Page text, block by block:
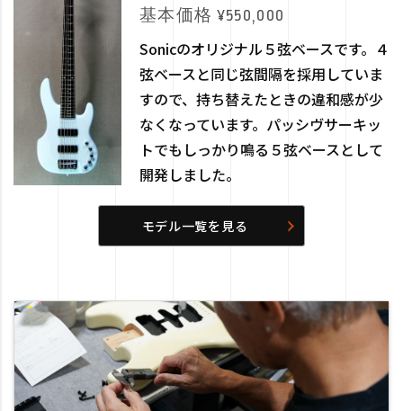
基本価格 ¥550,000
Sonicのオリジナル５弦ベースです。４
弦ベースと同じ弦間隔を採用していま
すので、持ち替えたときの違和感が少
なくなっています。パッシヴサーキッ
トでもしっかり鳴る５弦ベースとして
開発しました。
モデル一覧を見る